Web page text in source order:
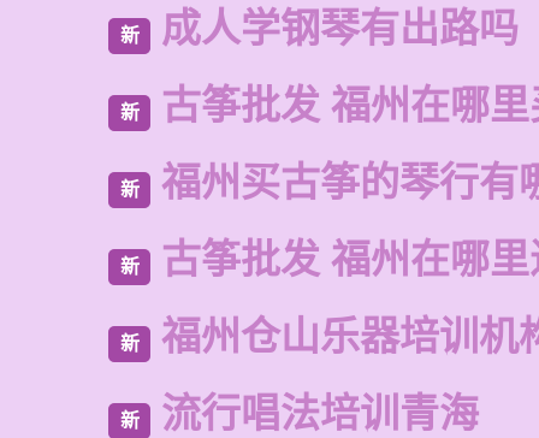
新 成人学钢琴有出路吗
新 古筝批发 福州在哪
新 福州买古筝的琴行有
新 古筝批发 福州在哪
新 福州仓山乐器培训机
新 流行唱法培训青海